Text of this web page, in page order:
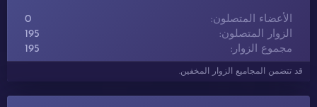
الأعضاء المتصلون
0
الزوار المتصلون
195
مجموع الزوار
195
قد تتضمن المجاميع الزوار المخفين.